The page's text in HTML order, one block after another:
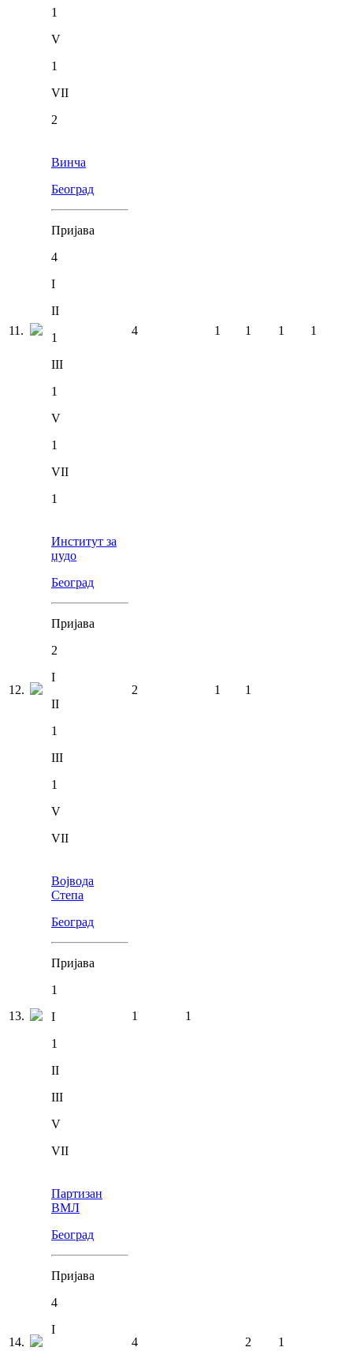
1
V
1
VII
2
11 .
Винча
Београд
Пријава
4
I
II
1
III
1
V
1
VII
1
4 1 1 1 1
12.
Институт за
џудо
Београд
Пријава
2
I
II
1
III
1
V
VII
2 1 1
13.
Војвода
Степа
Београд
Пријава
1
I
1
II
III
V
VII
1 1
14.
Партизан
ВМЛ
Београд
Пријава
4
I
4 2 1